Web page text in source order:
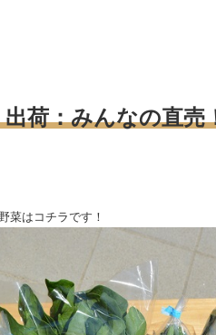
出荷：みんなの直
菜はコチラです！